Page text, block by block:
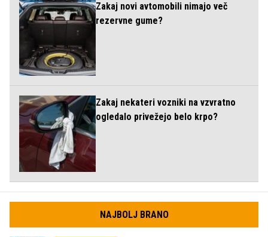
Zakaj novi avtomobili nimajo več
rezervne gume?
Zakaj nekateri vozniki na vzvratno
ogledalo privežejo belo krpo?
NAJBOLJ BRANO